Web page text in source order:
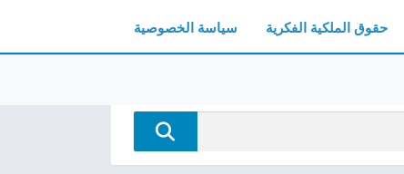
حقوق الملكية الفكرية سياسة الخصوصية